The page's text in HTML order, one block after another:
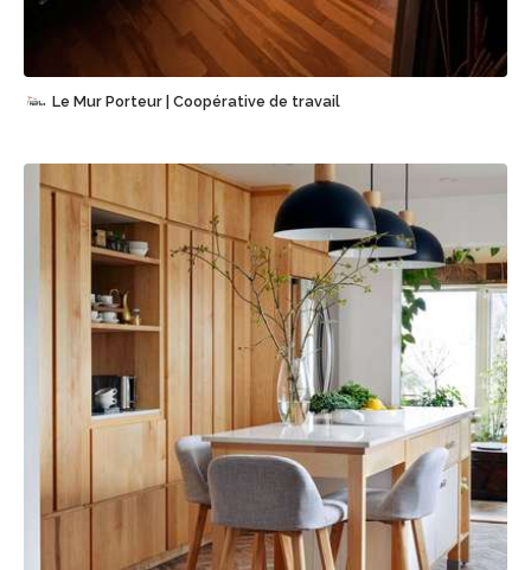
Sauvegarder
Le Mur Porteur | Coopérative de travail